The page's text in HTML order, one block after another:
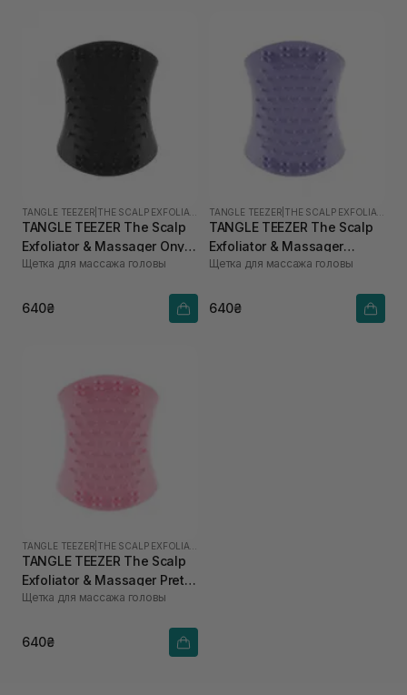
TANGLE TEEZER THE SCALP EXFOLIATOR AND MASSAGER
TANGLE TEEZER The Scalp
Exfoliator & Massager Onyx
Black
Щетка для массажа головы
640₴
TANGLE TEEZER THE SCALP EXFOLIATOR AND MASSAGER
TANGLE TEEZER The Scalp
Exfoliator & Massager
Lavender Lite
Щетка для массажа головы
640₴
TANGLE TEEZER THE SCALP EXFOLIATOR AND MASSAGER
TANGLE TEEZER The Scalp
Exfoliator & Massager Pretty
Pink
Щетка для массажа головы
640₴